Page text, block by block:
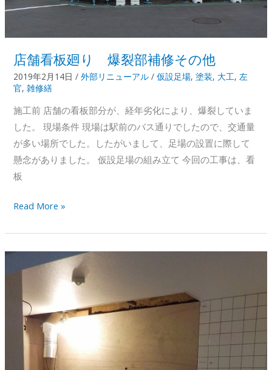
店舗看板廻り 爆裂部補修その他
2019年2月14日/外部リニューアル /仮設足場,塗装, 大工,左
官,雑修繕
施工前 店舗の看板部分が、経年劣化により、爆裂していま
した。 現場条件 現場は駅前のバス通りでしたので、交通量
が多い場所でした。したがいまして、足場の設置に際して
懸念がありました。 仮設足場の組み立て 今回の工事は、看
板
店
看
板
廻
爆
Read More »